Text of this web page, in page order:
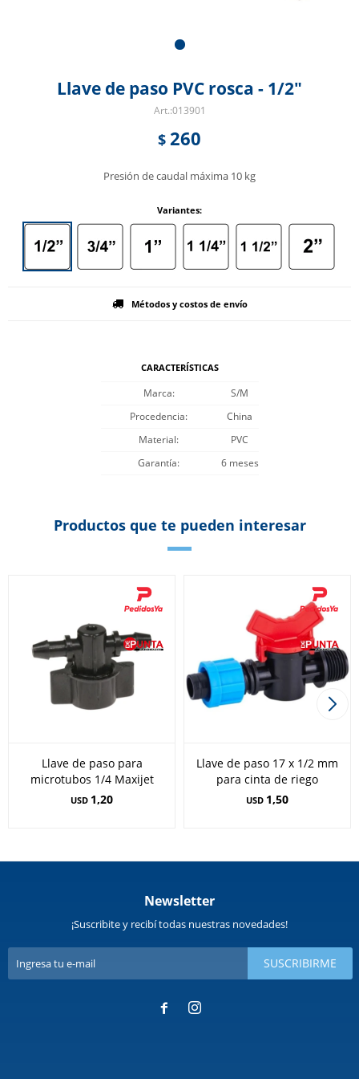
Llave de paso PVC rosca - 1/2"
013901
$ 260
Presión de caudal máxima 10 kg
Variantes:
Métodos y costos de envío
CARACTERÍSTICAS
Marca
S/M
Procedencia
China
Material
PVC
Garantía
6 meses
Productos que te pueden interesar
Llave de paso para
microtubos 1/4 Maxijet
USD 1,20
Llave de paso 17 x 1/2 mm
para cinta de riego
USD 1,50
Newsletter
¡Suscribite y recibí todas nuestras novedades!
SUSCRIBIRME
 